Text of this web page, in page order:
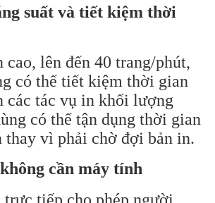
suất và tiết kiệm thời
lên đến 40 trang/phút,
có thể tiết kiệm thời gian
các tác vụ in khối lượng
có thể tận dụng thời gian
thay vì phải chờ đợi bản in.
cần máy tính
tiếp cho phép người